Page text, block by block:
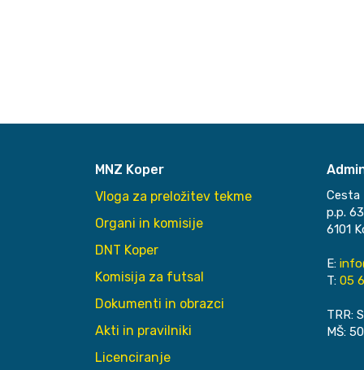
MNZ Koper
Vloga za preložitev tekme
Organi in komisije
DNT Koper
Komisija za futsal
Dokumenti in obrazci
Akti in pravilniki
Licenciranje
Cesta
p.p.
6101
E:
T: 05
TRR:
MŠ: